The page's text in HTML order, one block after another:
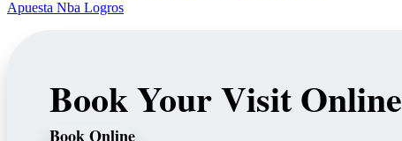
Apuesta Nba Logros
Book Your Visit Online
Book Online